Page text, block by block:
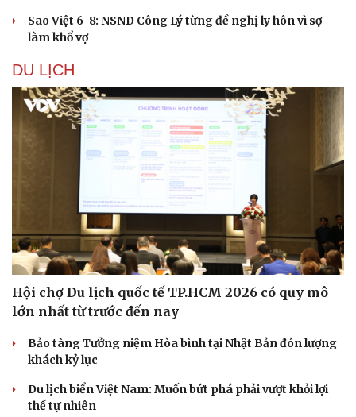
Sao Việt 6-8: NSND Công Lý từng đề nghị ly hôn vì sợ
làm khổ vợ
DU LỊCH
Hội chợ Du lịch quốc tế TP.HCM 2026 có quy mô
lớn nhất từ trước đến nay
Bảo tàng Tưởng niệm Hòa bình tại Nhật Bản đón lượng
khách kỷ lục
Du lịch biển Việt Nam: Muốn bứt phá phải vượt khỏi lợi
thế tự nhiên